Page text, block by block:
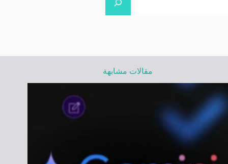
مقالات مشابهة